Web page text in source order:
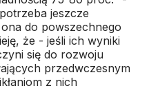
jeszcze
do powszechnego
że - jeśli ich wyniki
się do rozwoju
przedwczesnym
z nich